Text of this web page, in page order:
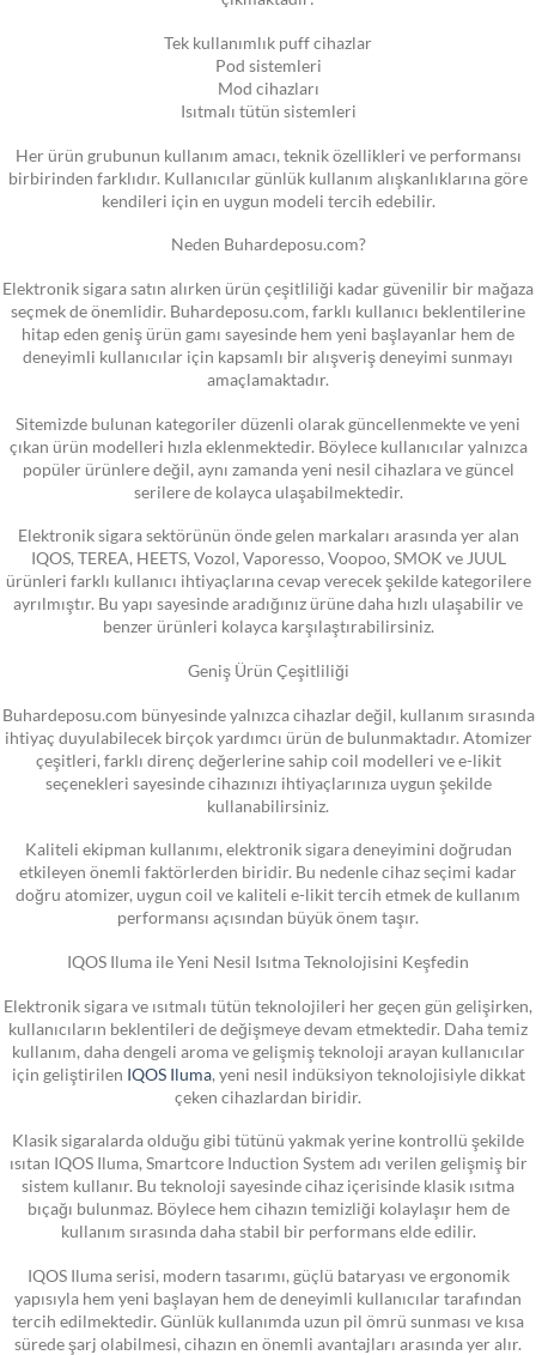
Tek kullanımlık puff cihazlar
Pod sistemleri
Mod cihazları
Isıtmalı tütün sistemleri
Her ürün grubunun kullanım amacı, teknik özellikleri ve performansı
birbirinden farklıdır. Kullanıcılar günlük kullanım alışkanlıklarına göre
kendileri için en uygun modeli tercih edebilir.
Neden Buhardeposu.com?
Elektronik sigara satın alırken ürün çeşitliliği kadar güvenilir bir mağaza
seçmek de önemlidir. Buhardeposu.com, farklı kullanıcı beklentilerine
hitap eden geniş ürün gamı sayesinde hem yeni başlayanlar hem de
deneyimli kullanıcılar için kapsamlı bir alışveriş deneyimi sunmayı
amaçlamaktadır.
Sitemizde bulunan kategoriler düzenli olarak güncellenmekte ve yeni
çıkan ürün modelleri hızla eklenmektedir. Böylece kullanıcılar yalnızca
popüler ürünlere değil, aynı zamanda yeni nesil cihazlara ve güncel
serilere de kolayca ulaşabilmektedir.
Elektronik sigara sektörünün önde gelen markaları arasında yer alan
IQOS, TEREA, HEETS, Vozol, Vaporesso, Voopoo, SMOK ve JUUL
ürünleri farklı kullanıcı ihtiyaçlarına cevap verecek şekilde kategorilere
ayrılmıştır. Bu yapı sayesinde aradığınız ürüne daha hızlı ulaşabilir ve
benzer ürünleri kolayca karşılaştırabilirsiniz.
Geniş Ürün Çeşitliliği
Buhardeposu.com bünyesinde yalnızca cihazlar değil, kullanım sırasında
ihtiyaç duyulabilecek birçok yardımcı ürün de bulunmaktadır. Atomizer
çeşitleri, farklı direnç değerlerine sahip coil modelleri ve e-likit
seçenekleri sayesinde cihazınızı ihtiyaçlarınıza uygun şekilde
kullanabilirsiniz.
Kaliteli ekipman kullanımı, elektronik sigara deneyimini doğrudan
etkileyen önemli faktörlerden biridir. Bu nedenle cihaz seçimi kadar
doğru atomizer, uygun coil ve kaliteli e-likit tercih etmek de kullanım
performansı açısından büyük önem taşır.
IQOS Iluma ile Yeni Nesil Isıtma Teknolojisini Keşfedin
Elektronik sigara ve ısıtmalı tütün teknolojileri her geçen gün gelişirken,
kullanıcıların beklentileri de değişmeye devam etmektedir. Daha temiz
kullanım, daha dengeli aroma ve gelişmiş teknoloji arayan kullanıcılar
için geliştirilen IQOS Iluma, yeni nesil indüksiyon teknolojisiyle dikkat
çeken cihazlardan biridir.
Klasik sigaralarda olduğu gibi tütünü yakmak yerine kontrollü şekilde
ısıtan IQOS Iluma, Smartcore Induction System adı verilen gelişmiş bir
sistem kullanır. Bu teknoloji sayesinde cihaz içerisinde klasik ısıtma
bıçağı bulunmaz. Böylece hem cihazın temizliği kolaylaşır hem de
kullanım sırasında daha stabil bir performans elde edilir.
IQOS Iluma serisi, modern tasarımı, güçlü bataryası ve ergonomik
yapısıyla hem yeni başlayan hem de deneyimli kullanıcılar tarafından
tercih edilmektedir. Günlük kullanımda uzun pil ömrü sunması ve kısa
sürede şarj olabilmesi, cihazın en önemli avantajları arasında yer alır.